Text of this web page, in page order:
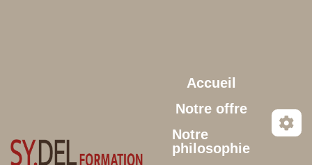
Accueil
Notre offre
Notre
philosophie